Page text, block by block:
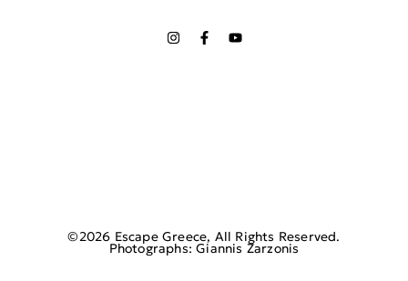
©2026 Escape Greece, All Rights Reserved.
Photographs: Giannis Zarzonis